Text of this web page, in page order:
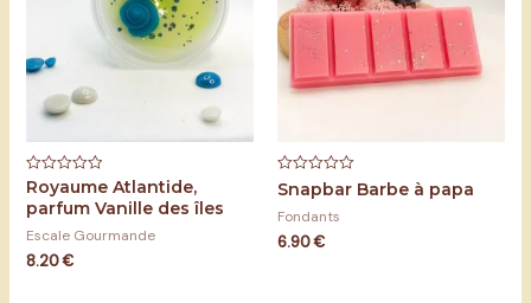
Note
0
sur
Royaume Atlantide,
parfum Vanille des îles
Escale Gourmande
8.20€
Note
0
sur
5
Snapbar Barbe à papa
Fondants
6.90€